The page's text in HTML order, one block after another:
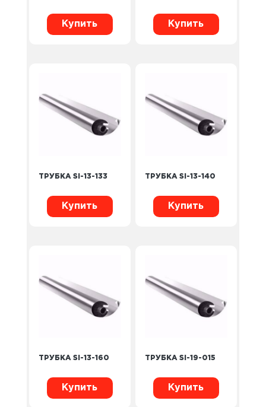
Купить Купить
ТРУБКА SI-13-133
Купить
ТРУБКА SI-13-140
Купить
ТРУБКА SI-13-160
Купить
ТРУБКА SI-19-015
Купить